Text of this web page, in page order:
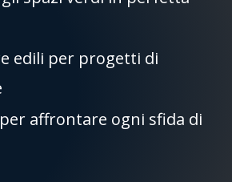
edili per progetti di
affrontare ogni sfida di